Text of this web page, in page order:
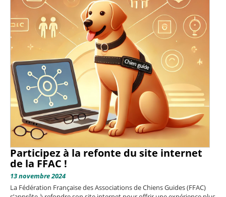
Participez à la refonte du site internet
de la FFAC !
13 novembre 2024
La Fédération Française des Associations de Chiens Guides (FFAC)